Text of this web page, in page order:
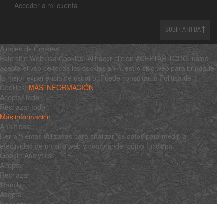
Acceder a mi cuenta
SUBIR ARRIBA
Ajustes de Cookies
Este sitio Web usa Cookies. Al hacer clic en ACEPTAR TODO, usted
acepta el uso de todas las cookies en nuestro sitio web para brindarle
la mejor experiencia de usuario. Puede consultar la Política de
Cookies: MÁS INFORMACIÓN
Aceptar todo
Rechazar todo
Más información
Analíticas
Herramientas utilizadas para analizar los datos para medir la
efectividad de un sitio web y comprender cómo funciona.
Google Analytics
Aceptar
Rechazar
$family
Aceptar